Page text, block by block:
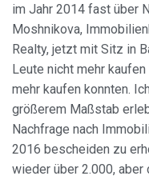
im Jahr 2014 fast über
Moshnikova,
Realty, jetzt mit Sitz in
Leute nicht mehr
mehr kaufen konnten.
größerem Maßstab
Nachfrage nach
2016 bescheiden zu
wieder über 2.000,